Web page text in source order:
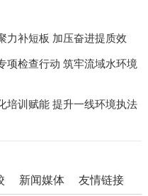
力补短板 加压奋进提质效
项检查行动 筑牢流域水环境
培训赋能 提升一线环境执法
新闻媒体 友情链接